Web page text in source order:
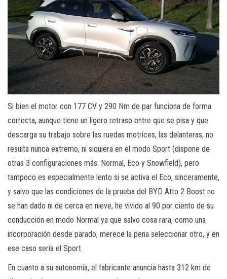
Si bien el motor con 177 CV y 290 Nm de par funciona de forma
correcta, aunque tiene un ligero retraso entre que se pisa y que
descarga su trabajo sobre las ruedas motrices, las delanteras, no
resulta nunca extremo, ni siquiera en el modo Sport (dispone de
otras 3 configuraciones más: Normal, Eco y Snowfield), pero
tampoco es especialmente lento si se activa el Eco, sinceramente,
y salvo que las condiciones de la prueba del BYD Atto 2 Boost no
se han dado ni de cerca en nieve, he vivido al 90 por ciento de su
conducción en modo Normal ya que salvo cosa rara, como una
incorporación desde parado, merece la pena seleccionar otro, y en
ese caso sería el Sport.
En cuanto a su autonomía, el fabricante anuncia hasta 312 km de